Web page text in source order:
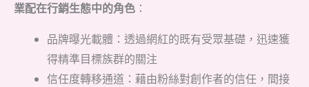
業配在行銷生態中的角色 ：
品牌曝光載體：透過網紅的既有受眾基礎，迅速獲
得精準目標族群的關注
信任度轉移通道：藉由粉絲對創作者的信任，間接